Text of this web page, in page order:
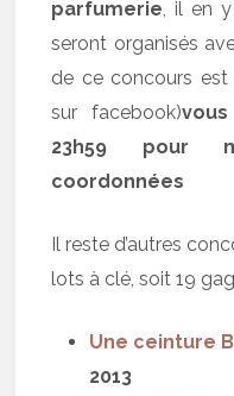
parfumerie, il en y
seront organisés
de ce concours est
sur facebook)
23h59 pour
coordonnées
Il reste d’autres
lots à clé, soit 19
Une ceinture
2013